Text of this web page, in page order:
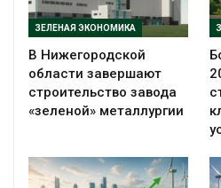
ЗЕЛЕНАЯ ЭКОНОМИКА
В Нижегородской
области завершают
строительство завода
«зеленой» металлургии